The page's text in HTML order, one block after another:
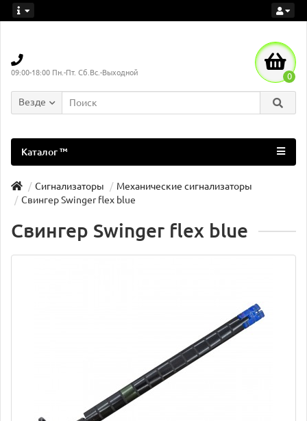
09:00-18:00 Пн.-Пт. Сб.Вс.-Выходной 0
Везде
Каталог ™
Сигнализаторы
Механические сигнализаторы
Свингер Swinger flex blue
Свингер Swinger flex blue